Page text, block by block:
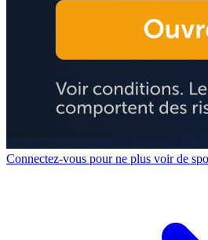
Connectez-vous pour ne plus voir de